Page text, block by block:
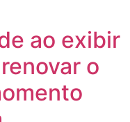
ao exibir
o